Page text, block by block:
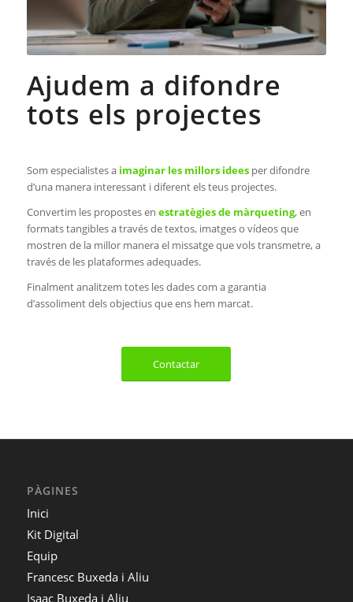
Ajudem a difondre
tots els projectes
Som especialistes a imaginar les millors ideesper difondre
d’una manera interessant i diferent els teus projectes.
Convertim les propostes en estratègies de màrqueting, en
formats tangibles a través de textos, imatges o vídeos que
mostren de la millor manera el missatge que vols transmetre, a
través de les plataformes adequades.
Finalment analitzem totes les dades com a garantia
d’assoliment dels objectius que ens hem marcat.
Contactar
PÀGINES
Inici
Kit Digital
Equip
Francesc Buxeda i Aliu
Isaac Buxeda i Aliu